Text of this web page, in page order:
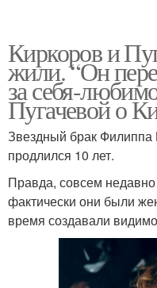
Киркоров и
жили. “Он
за себя-
Пугачевой о
Звездный брак
продлился 10 лет.
Правда, совсем
фактически они были
время создавали